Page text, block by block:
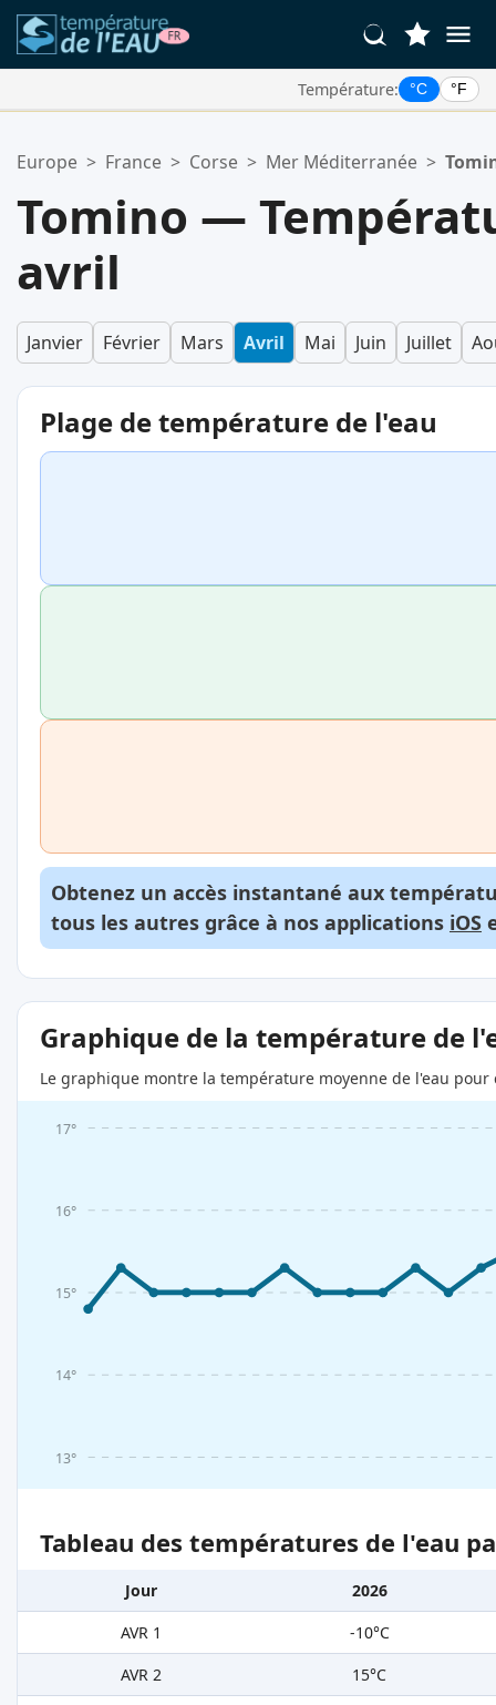
Température: °C °F
Votre liste de favoris est vide.
Europe > France > Corse > Mer Méditerranée >
Tomino —
avril
Janvier Février Mars Avril Mai Juin Juillet
Plage de température de l'eau
Obtenez un accès instantané aux
tous les autres grâce à nos applications iOS
Graphique de la température de
Le graphique montre la température moyenne de l'eau
13°
14°
15°
16°
17°
Tableau des températures de l'eau
Jour
2026
AVR 1
-10°C
AVR 2
15°C